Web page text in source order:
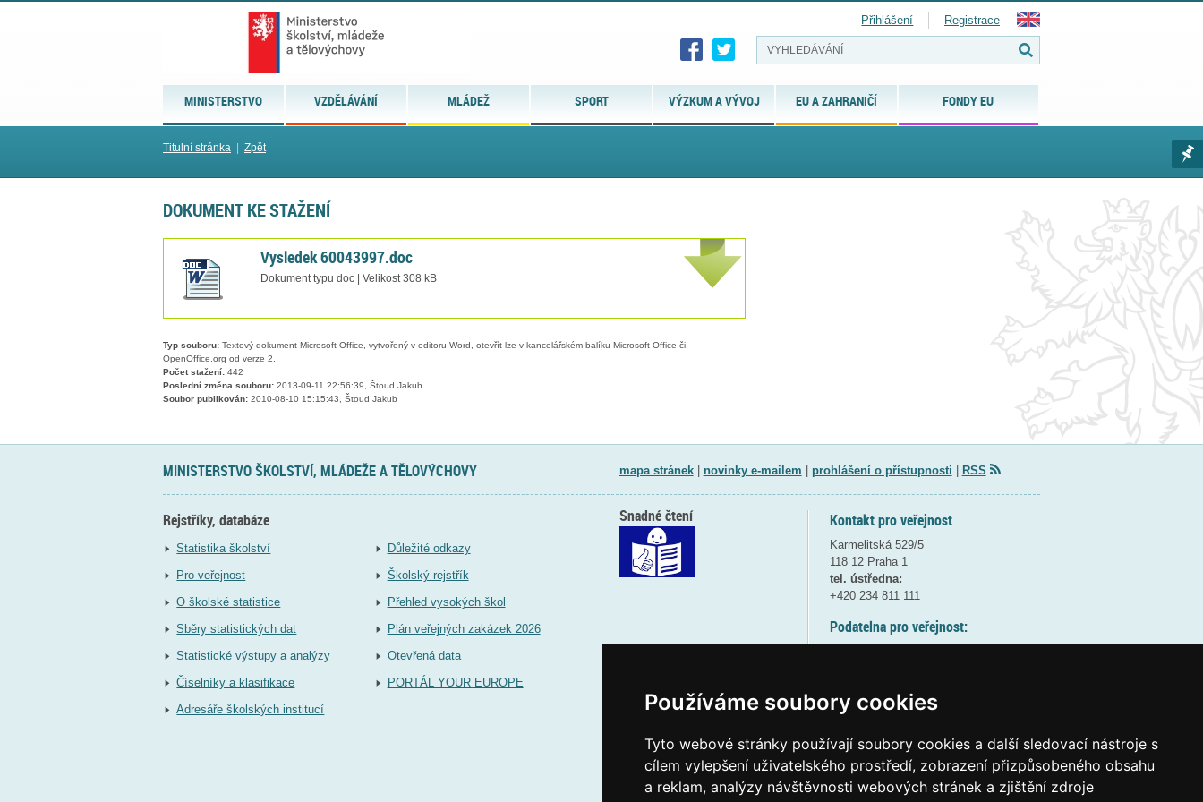
Používáme soubory cookies
Tyto webové stránky používají soubory cookies a další sledovací nástroje s
cílem vylepšení uživatelského prostředí, zobrazení přizpůsobeného obsahu
a reklam, analýzy návštěvnosti webových stránek a zjištění zdroje
MINISTERSTVO VZDĚLÁVÁNÍ MLÁDEŽ SPORT VÝZKUM A VÝVOJ EU A ZAHRANIČÍ FONDY EU
Přihlášení Registrace
Titulní stránka Zpět
DOKUMENT KE STAŽENÍ
Vysledek 60043997.doc
Dokument typu doc | Velikost 308 kB
Typ souboru: Textový dokument Microsoft Office, vytvořený v editoru Word, otevřít lze v kancelářském balíku Microsoft Office či
OpenOffice.org od verze 2.
Počet stažení: 442
Poslední změna souboru: 2013-09-11 22:56:39, Štoud Jakub
Soubor publikován: 2010-08-10 15:15:43, Štoud Jakub
MINISTERSTVO ŠKOLSTVÍ, MLÁDEŽE A TĚLOVÝCHOVY mapa stránek| novinky e-mailem prohlášení o přístupnosti RSS
Rejstříky, databáze
Statistika školství
Pro veřejnost
O školské statistice
Sběry statistických dat
Statistické výstupy a analýzy
Číselníky a klasifikace
Adresáře školských institucí
Důležité odkazy
Školský rejstřík
Přehled vysokých škol
Plán veřejných zakázek 2026
Otevřená data
PORTÁL YOUR EUROPE
Kontakt pro veřejnost
Karmelitská 529/5
118 12 Praha 1
tel. ústředna:
+420 234 811 111
Podatelna pro veřejnost:
(více informací
Elektronická podatelna:
posta@msmtgov cz
Snadné čtení